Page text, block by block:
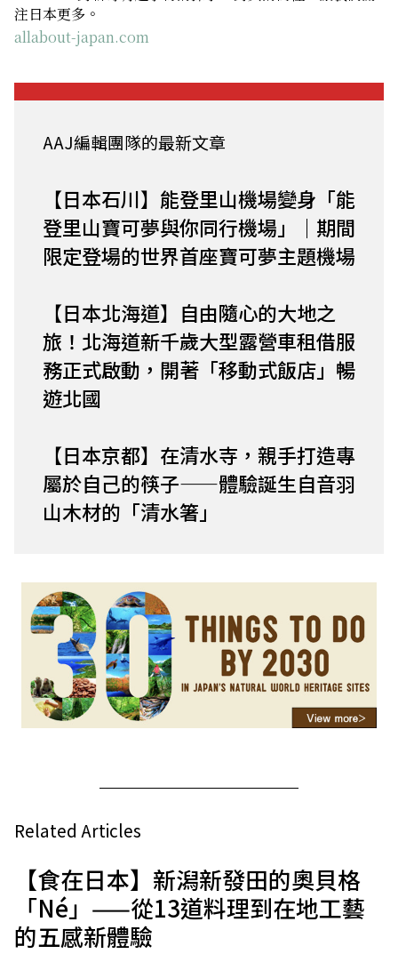
注日本更多。
allabout-japan.com
AAJ編輯團隊的最新文章
【日本石川】能登里山機場變身「能
登里山寶可夢與你同行機場」｜期間
限定登場的世界首座寶可夢主題機場
【日本北海道】自由隨心的大地之
旅！北海道新千歲大型露營車租借服
務正式啟動，開著「移動式飯店」暢
遊北國
【日本京都】在清水寺，親手打造專
屬於自己的筷子——體驗誕生自音羽
山木材的「清水箸」
Related Articles
【食在日本】新潟新發田的奧貝格
「Né」——從13道料理到在地工藝
的五感新體驗